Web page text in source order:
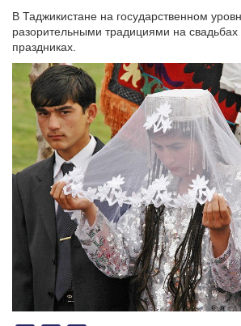
В Таджикистане на государственном
разорительными традициями на
праздниках.